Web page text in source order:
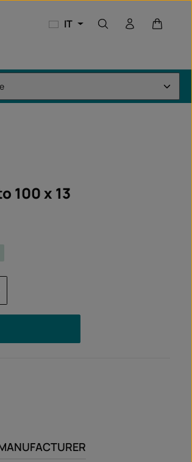
IT Il
100 x 13
inserisci la quantità